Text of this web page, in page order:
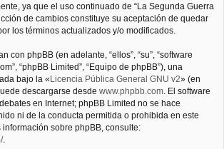
ya que el uso continuado de “La Segunda Guerra
de cambios constituye su aceptación de quedar
los términos actualizados y/o modificados.
con phpBB (en adelante, “ellos”, “su”, “software
“phpBB Limited”, “Equipo de phpBB”), una
bajo la «Licencia Pública General GNU v2» (en
descargarse desde www.phpbb.com. El software
en Internet; phpBB Limited no se hace
ni de la conducta permitida o prohibida en este
sobre phpBB, consulte:
.